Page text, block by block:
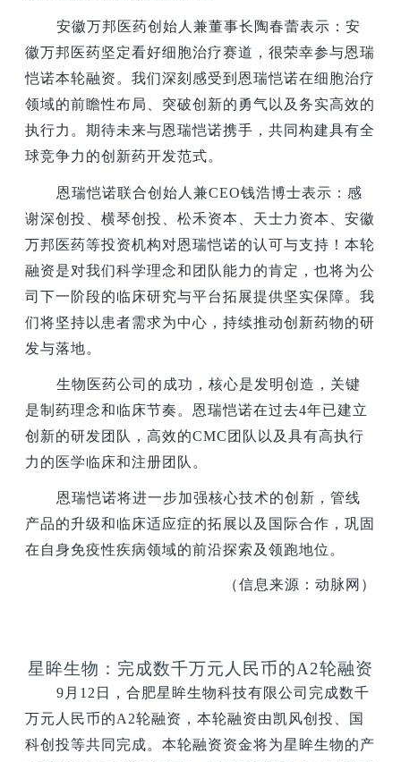
安徽万邦医药创始人兼董事长陶春蕾表示：安
徽万邦医药坚定看好细胞治疗赛道，很荣幸参与恩瑞
恺诺本轮融资。我们深刻感受到恩瑞恺诺在细胞治疗
领域的前瞻性布局、突破创新的勇气以及务实高效的
执行力。期待未来与恩瑞恺诺携手，共同构建具有全
球竞争力的创新药开发范式。
恩瑞恺诺联合创始人兼CEO钱浩博士表示：感
谢深创投、横琴创投、松禾资本、天士力资本、安徽
万邦医药等投资机构对恩瑞恺诺的认可与支持！本轮
融资是对我们科学理念和团队能力的肯定，也将为公
司下一阶段的临床研究与平台拓展提供坚实保障。我
们将坚持以患者需求为中心，持续推动创新药物的研
发与落地。
生物医药公司的成功，核心是发明创造，关键
是制药理念和临床节奏。恩瑞恺诺在过去4年已建立
创新的研发团队，高效的CMC团队以及具有高执行
力的医学临床和注册团队。
恩瑞恺诺将进一步加强核心技术的创新，管线
产品的升级和临床适应症的拓展以及国际合作，巩固
在自身免疫性疾病领域的前沿探索及领跑地位。
（信息来源：动脉网）
星眸生物：完成数千万元人民币的A2轮融资
9 月12日，合肥星眸生物科技有限公司完成数千
万元人民币的A2轮融资，本轮融资由凯风创投、国
科创投等共同完成。本轮融资资金将为星眸生物的产